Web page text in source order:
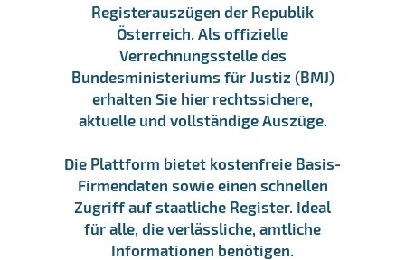
Registerauszügen der Republik
Österreich. Als offizielle
Verrechnungsstelle des
Bundesministeriums für Justiz (BMJ)
erhalten Sie hier rechtssichere,
aktuelle und vollständige Auszüge.
Die Plattform bietet kostenfreie Basis-
Firmendaten sowie einen schnellen
Zugriff auf staatliche Register. Ideal
für alle, die verlässliche, amtliche
Informationen benötigen.